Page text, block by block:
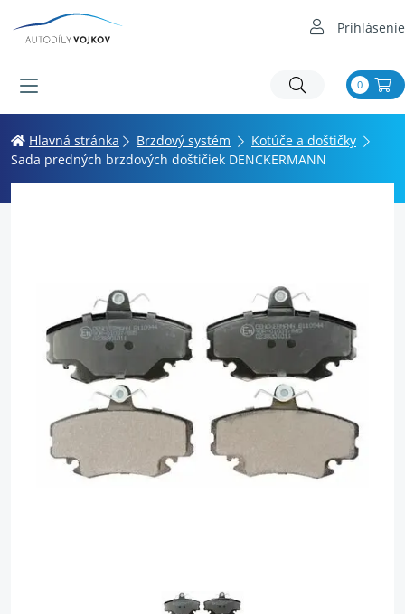
Prihlásenie
0
Hlavná stránka Brzdový systém
Kotúče a doštičky
Sada predných brzdových doštičiek DENCKERMANN